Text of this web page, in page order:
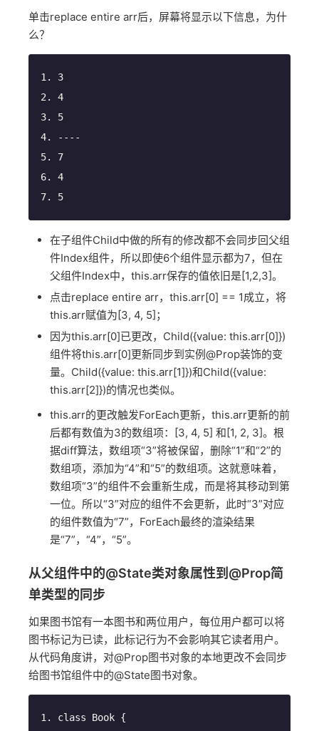
单击replace entire arr后，屏幕将显示以下信息，为什
么？
3
4
5
----
7
4
5
在子组件Child中做的所有的修改都不会同步回父组
件Index组件，所以即使6个组件显示都为7，但在
父组件Index中，this.arr保存的值依旧是[1,2,3]。
点击replace entire arr，this.arr[0] == 1成立，将
this.arr赋值为[3, 4, 5]；
因为this.arr[0]已更改，Child({value: this.arr[0]})
组件将this.arr[0]更新同步到实例@Prop装饰的变
量。Child({value: this.arr[1]})和Child({value:
this.arr[2]})的情况也类似。
this.arr的更改触发ForEach更新，this.arr更新的前
后都有数值为3的数组项：[3, 4, 5] 和[1, 2, 3]。根
据diff算法，数组项“3”将被保留，删除“1”和“2”的
数组项，添加为“4”和“5”的数组项。这就意味着，
数组项“3”的组件不会重新生成，而是将其移动到第
一位。所以“3”对应的组件不会更新，此时“3”对应
的组件数值为“7”，ForEach最终的渲染结果
是“7”，“4”，“5”。
从父组件中的@State类对象属性到@Prop简
单类型的同步
如果图书馆有一本图书和两位用户，每位用户都可以将
图书标记为已读，此标记行为不会影响其它读者用户。
从代码角度讲，对@Prop图书对象的本地更改不会同步
给图书馆组件中的@State图书对象。
class Book {